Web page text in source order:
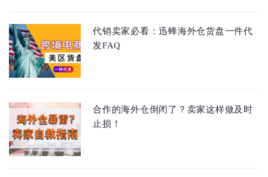
代销卖家必看：迅蜂海外仓货盘一件代
发FAQ
合作的海外仓倒闭了？卖家这样做及时
止损！